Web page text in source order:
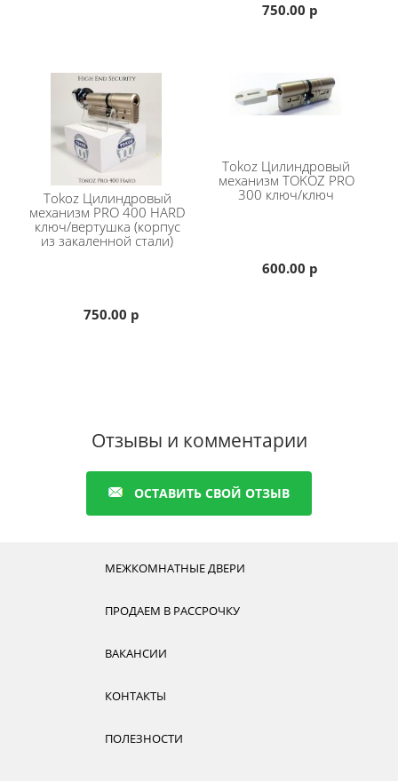
750.00 р
TokozЦилиндровый
механизм PRO 400 HARD
ключ/вертушка (корпус
из закаленной стали)
750.00 р
Tokoz Цилиндровый
механизм TOKOZ PRO
300 ключ/ключ
600.00 р
Отзывы и комментарии
ОСТАВИТЬ СВОЙ ОТЗЫВ
МЕЖКОМНАТНЫЕ ДВЕРИ
ПРОДАЕМ В РАССРОЧКУ
ВАКАНСИИ
КОНТАКТЫ
ПОЛЕЗНОСТИ